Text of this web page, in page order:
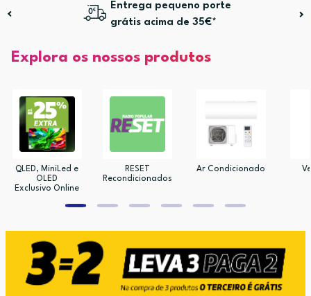
Entrega pequeno porte
grátis acima de 35€*
Explora os nossos produtos
QLED, MiniLed e
OLED
Exclusivo Online
RESET
Recondicionados
Ar Condicionado